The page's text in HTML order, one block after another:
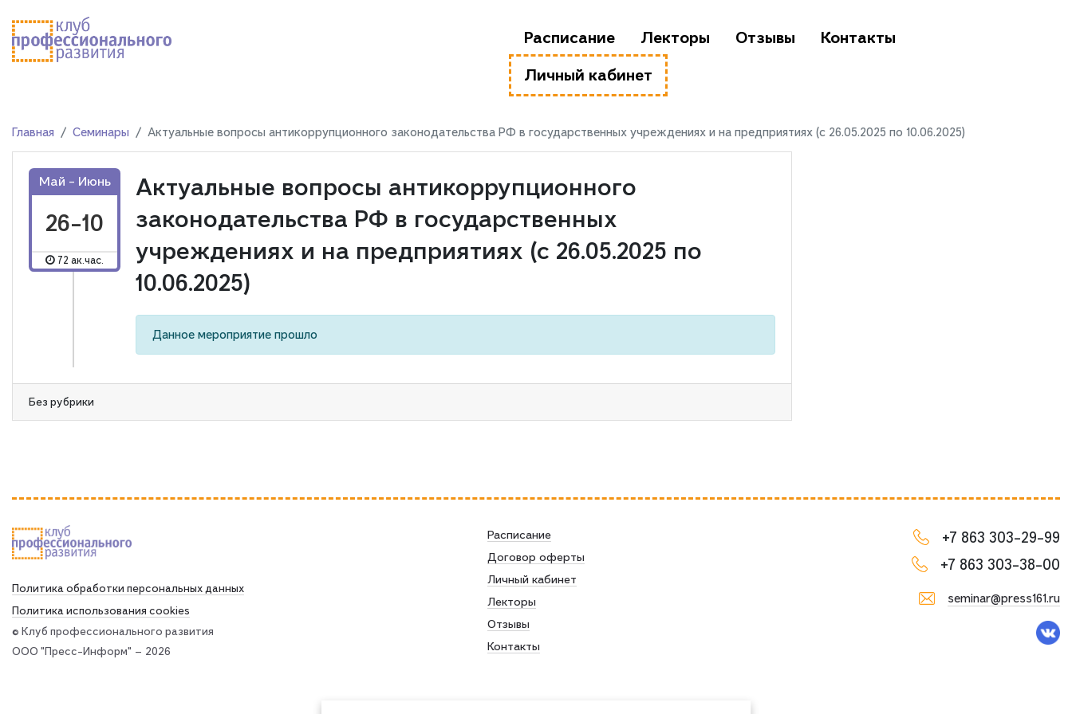
Расписание Лекторы Отзывы Контакты
Личный кабинет
Главная Семинары Актуальные вопросы антикоррупционного законодательства РФ в государственных учреждениях и на предприятиях (с 26.05.2025 по 10.06.2025)
Май - Июнь
26-10
72 ак.час.
Актуальные вопросы антикоррупционного
законодательства РФ в государственных
учреждениях и на предприятиях (с 26.05.2025 по
10.06.2025)
Данное мероприятие прошло
Без рубрики
Политика обработки персональных данных
Политика использования сookies
© Клуб профессионального развития
ООО "Пресс-Информ" — 2026
Расписание
Договор оферты
Личный кабинет
Лекторы
Отзывы
Контакты
+7 863 303-29-99
+7 863 303-38-00
seminar@press161.ru